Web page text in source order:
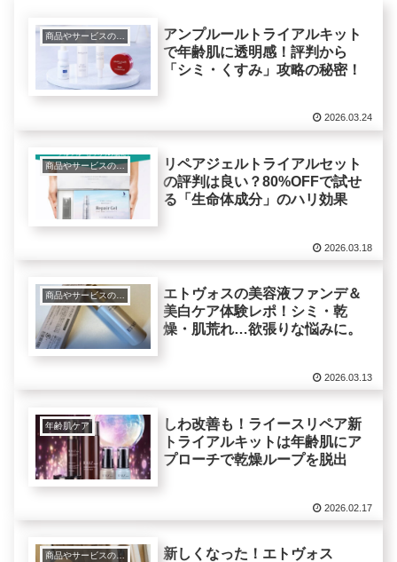
アンプルールトライアルキット
で年齢肌に透明感！評判から
「シミ・くすみ」攻略の秘密！
2026.03.24
商品やサービスの紹介レビュー
リペアジェルトライアルセット
の評判は良い？80%OFFで試せ
る「生命体成分」のハリ効果
2026.03.18
商品やサービスの紹介レビュー
エトヴォスの美容液ファンデ＆
美白ケア体験レポ！シミ・乾
燥・肌荒れ…欲張りな悩みに。
2026.03.13
年齢肌ケア
しわ改善も！ライースリペア新
トライアルキットは年齢肌にア
プローチで乾燥ループを脱出
2026.02.17
商品やサービスの紹介レビュー
新しくなった！エトヴォス